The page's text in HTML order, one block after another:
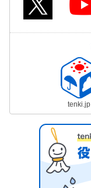
tenki.jp